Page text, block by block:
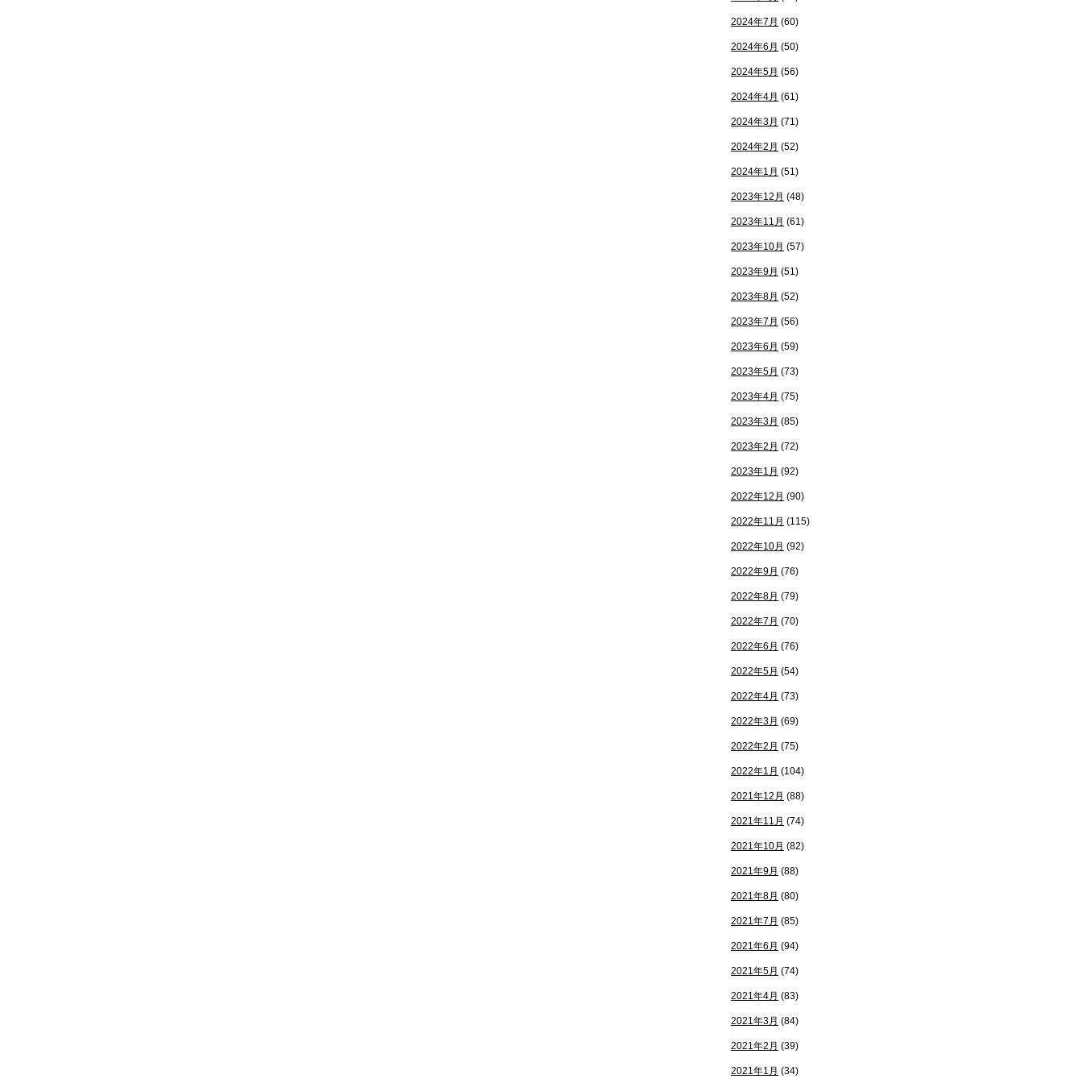
2024年7月 (60)
2024年6月 (50)
2024年5月 (56)
2024年4月 (61)
2024年3月 (71)
2024年2月 (52)
2024年1月 (51)
2023年12月 (48)
2023年11月 (61)
2023年10月 (57)
2023年9月 (51)
2023年8月 (52)
2023年7月 (56)
2023年6月 (59)
2023年5月 (73)
2023年4月 (75)
2023年3月 (85)
2023年2月 (72)
2023年1月 (92)
2022年12月 (90)
2022年11月 (115)
2022年10月 (92)
2022年9月 (76)
2022年8月 (79)
2022年7月 (70)
2022年6月 (76)
2022年5月 (54)
2022年4月 (73)
2022年3月 (69)
2022年2月 (75)
2022年1月 (104)
2021年12月 (88)
2021年11月 (74)
2021年10月 (82)
2021年9月 (88)
2021年8月 (80)
2021年7月 (85)
2021年6月 (94)
2021年5月 (74)
2021年4月 (83)
2021年3月 (84)
2021年2月 (39)
2021年1月 (34)